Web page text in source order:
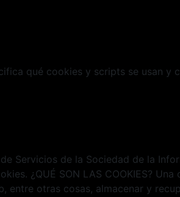
qué cookies y scripts se usan y
Servicios de la Sociedad de la
¿QUÉ SON LAS COOKIES? Una
entre otras cosas, almacenar y